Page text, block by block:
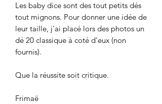
Les baby dice sont des tout petits dés
tout mignons. Pour donner une idée de
leur taille, j'ai placé lors des photos un
dé 20 classique à coté d'eux (non
fournis).
Que la réussite soit critique.
Frimaë